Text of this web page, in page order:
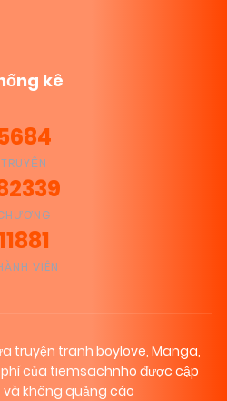
kê
TRUYỆN
VIÊN
truyện tranh boylove, Manga,
của tiemsachnho được cập
không quảng cáo